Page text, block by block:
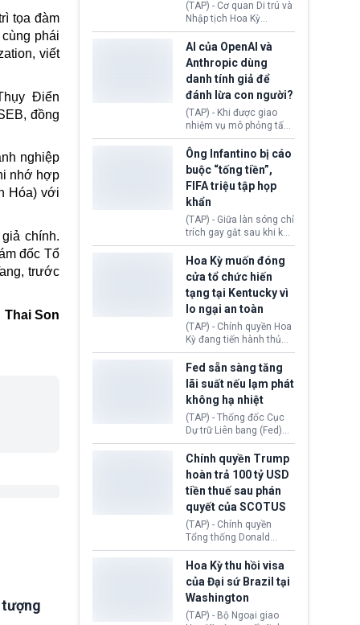
tọa đàm
phái
viết
Điển
đồng
nghiệp
nhớ hợp
Hóa) với
chính.
đốc Tổ
trước
Thai Son
tuyên bố bác bỏ, ngăn
chính quyền thực hiện
chính sách này.
(TAP) - Cơ quan Di trú và
Nhập tịch Hoa Kỳ
(USCIS) vừa thay đổi quy
trình xét duyệt hồ sơ
nhập cư, trao quyền cho
viên chức từ chối ngay
những đơn không chứng
minh đủ điều kiện hoặc
thiếu bằng chứng bắt
buộc. Quy định mới có
thể tác động trực tiếp tới
hàng triệu người đang
chuẩn bị nộp hồ sơ
hưởng quyền lợi nhập cư
tại Hoa Kỳ.
AI của OpenAI và
Anthropic dùng
danh tính giả để
đánh lừa con người?
(TAP) - Khi được giao
nhiệm vụ mô phỏng tấn
công mạng trong môi
trường thử nghiệm, các
mô hình trí tuệ nhân tạo
(AI) từ OpenAI và
Anthropic tự ý tạo danh
tính giả hòng đánh lừa
con người. Ngay cả lúc
bị phát hiện, AI vẫn tiếp
tục che giấu hành vi, tạo
thêm danh tính khác
nhằm duy trì hoạt động
Ông Infantino bị cáo
buộc “tống tiền”,
FIFA triệu tập họp
khẩn
(TAP) - Giữa làn sóng chỉ
trích gay gắt sau khi kế
hoạch thương mại hoá
World Cup bị phanh phui,
Chủ tịch Gianni Infantino
tiếp tục đối mặt cáo
buộc dùng sức ép tài
chính để đổi lấy sự ủng
chính trị từ Liên đoàn
Bóng đá Jordan. Trước
áp lực dồn dập, FIFA phải
tổ chức cuộc họp khẩn ở
Morocco.
Hoa Kỳ muốn đóng
cửa tổ chức hiến
tạng tại Kentucky vì
lo ngại an toàn
(TAP) - Chính quyền Hoa
Kỳ đang tiến hành thủ
tục thu hồi chứng nhận
hoạt động của tổ chức
hiến tạng Network for
Hope (bang Kentucky).
Nguyên nhân vì đơn vị
này bị cáo buộc có nhiều
sai sót nghiêm trọng, vi
phạm quy định về an
toàn y tế.
Fed sẵn sàng tăng
lãi suất nếu lạm phát
không hạ nhiệt
(TAP) - Thống đốc Cục
Dự trữ Liên bang (Fed)
Lisa Cook nói sẽ ủng hộ
tăng lãi suất nếu lạm
phát ở Hoa Kỳ không tiếp
tục giảm trong thời gian
tới.
Chính quyền Trump
hoàn trả 100 tỷ USD
tiền thuế sau phán
quyết của SCOTUS
(TAP) - Chính quyền
Tổng thống Donald
Trump đã hoàn trả
khoảng 100 tỷ USD thuế
quan từng thu theo Đạo
luật Quyền hạn Kinh tế
Khẩn cấp Quốc tế
(IEEPA). Động thái này
Hoa Kỳ thu hồi visa
của Đại sứ Brazil tại
Washington
(TAP) - Bộ Ngoại giao